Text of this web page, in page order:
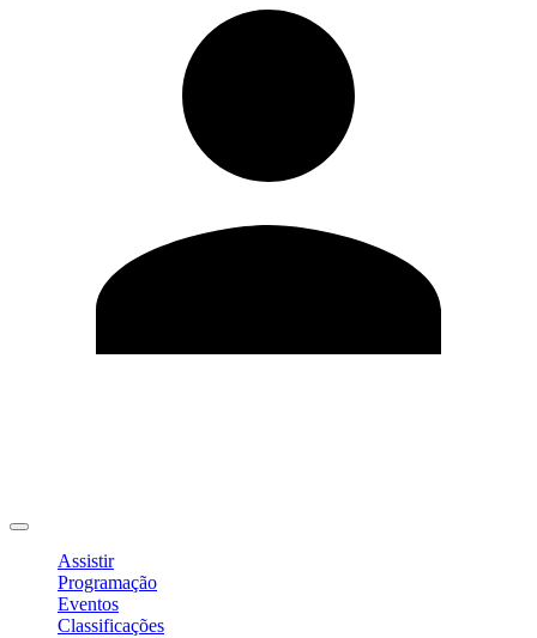
Assistir
Programação
Eventos
Classificações